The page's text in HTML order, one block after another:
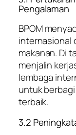
Pengalaman
BPOM
internasional
makanan. Di
menjalin
lembaga
untuk
terbaik.
3.2